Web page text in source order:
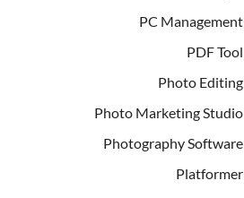
PC Management
PDF Tool
Photo Editing
Photo Marketing Studio
Photography Software
Platformer